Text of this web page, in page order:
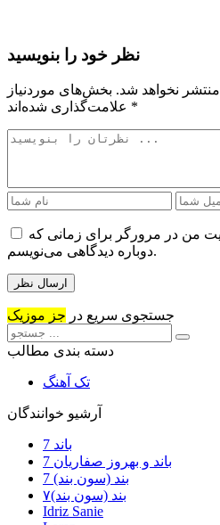
نظر خود را بنویسید
نخواهد شد. بخش‌های موردنیاز
*
من در مرورگر برای زمانی که
دوباره دیدگاهی می‌نویسم.
جستجوی سریع در جز موزیک
دسته بندی مطالب
تک آهنگ
آرشیو خوانندگان
7 باند
7 باند و بهروز صفاریان
7 بند (سون بند)
۷بند (سون بند)
Idriz Sanie